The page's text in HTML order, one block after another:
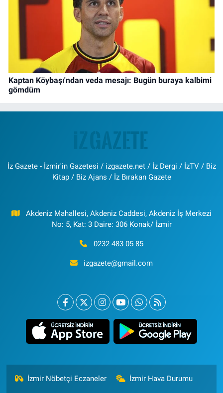
Kaptan Köybaşı'ndan veda mesajı: Bugün buraya kalbimi
gömdüm
İz Gazete - İzmir'in Gazetesi / izgazete.net / İz Dergi / İzTV / Biz
Kitap / Biz Ajans / İz Bırakan Gazete
Akdeniz Mahallesi, Akdeniz Caddesi, Akdeniz İş Merkezi
No: 5, Kat: 3 Daire: 306 Konak/ İzmir
0232 483 05 85
izgazete@gmail.com
İzmir Nöbetçi Eczaneler İzmir Hava Durumu